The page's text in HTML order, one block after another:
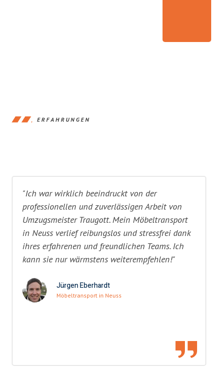
ERFAHRUNGEN
"Ich war wirklich beeindruckt von der
professionellen und zuverlässigen Arbeit von
Umzugsmeister Traugott. Mein Möbeltransport
in Neuss verlief reibungslos und stressfrei dank
ihres erfahrenen und freundlichen Teams. Ich
kann sie nur wärmstens weiterempfehlen!"
Jürgen Eberhardt
Möbeltransport in Neuss